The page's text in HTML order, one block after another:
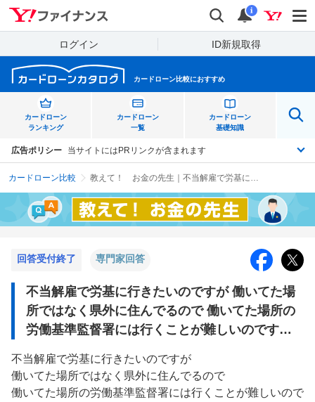
Yahoo!ファイナンス
検索 通知
i
ログイン ID新規取得
カードローン比較におすすめ
カードローン
ランキング
カードローン
一覧
カードローン
基礎知識
広告ポリシー 当サイトにはPRリンクが含まれます
カードローン比較 教えて！ お金の先生｜不当解雇で労基に行きたいのですが 働いてた場所ではなく県外に住んでるので 働いてた場所の労働基準監督署には行くことが難しいのですが、県外の労基でも担当してくれるのでしょうか？
回答受付終了 専門家回答
不当解雇で労基に行きたいのですが 働いてた場
所ではなく県外に住んでるので 働いてた場所の
労働基準監督署には行くことが難しいのです
か？
不当解雇で労基に行きたいのですが
働いてた場所ではなく県外に住んでるので
働いてた場所の労働基準監督署には行くことが難しいので